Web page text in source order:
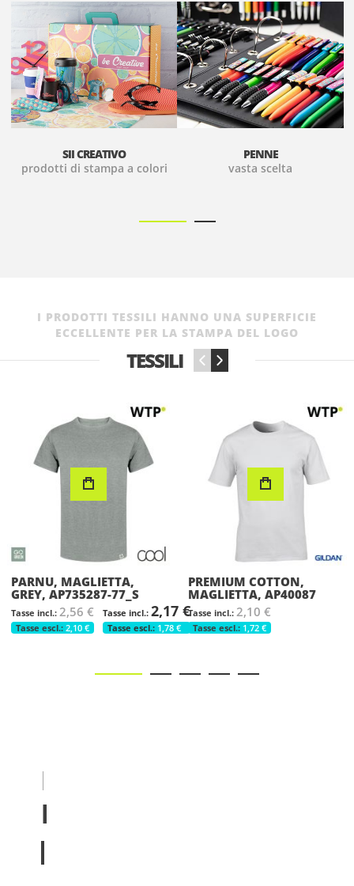
SII CREATIVO
prodotti di stampa a colori
PENNE
vasta scelta
I PRODOTTI TESSILI HANNO UNA SUPERFICIE
ECCELLENTE PER LA STAMPA DEL LOGO
TESSILI ‹ ›
€
PREMIUM COTTON,
MAGLIETTA, AP40087
2,10 €
1,72 €
GI18500, FELPA CON
CAPPUCCIO, AP40088
0,00 €
0,00 €
BASSE
BATTERIE?